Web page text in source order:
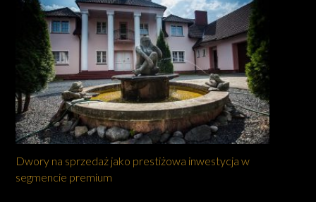
Dwory na sprzedaż jako prestiżowa inwestycja w
segmencie premium